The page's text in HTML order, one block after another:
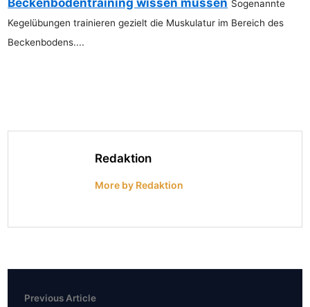
Sogenannte
Kegelübungen trainieren gezielt die Muskulatur im Bereich des
Beckenbodens....
Redaktion
More by Redaktion
Beitragsnavigation
Previous ArticlePrevious